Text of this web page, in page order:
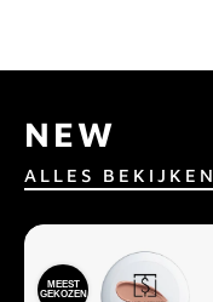
NEW
ALLES BEKIJKEN
MEEST
GEKOZEN